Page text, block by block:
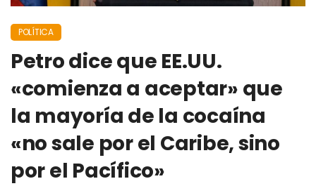
POLÍTICA
Petro dice que EE.UU.
«comienza a aceptar» que
la mayoría de la cocaína
«no sale por el Caribe, sino
por el Pacífico»